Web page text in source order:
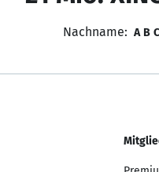
Nachname: A B C